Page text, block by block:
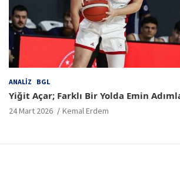
ANALIZ BGL
Yiğit Açar; Farklı Bir Yolda Emin
24 Mart 2026 Kemal Erdem